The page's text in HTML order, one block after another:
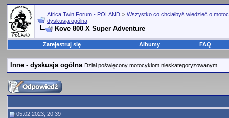
Africa Twin Forum - POLAND > Wszystko co chciałbyś wiedzieć o
dyskusja ogólna
Kove 800 X Super Adventure
Zarejestruj się Albumy FAQ
Inne - dyskusja ogólna Dział poświęcony motocyklom nieskategoryzowanym.
05.02.2023, 20:39